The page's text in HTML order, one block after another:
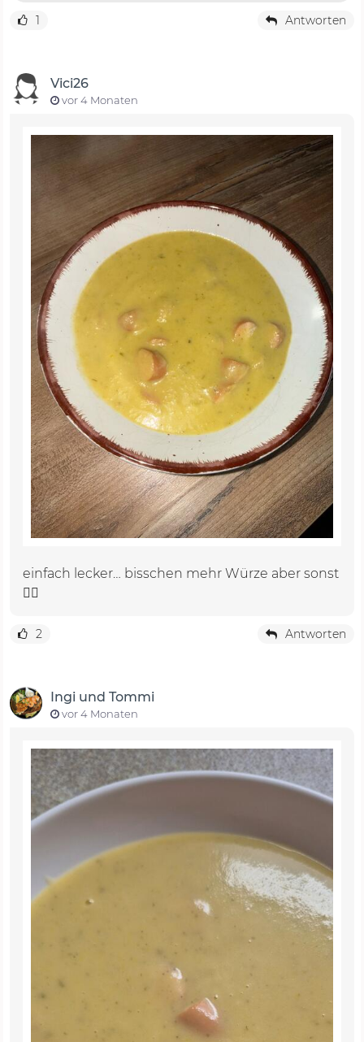
1 Antworten
Vici26
vor 4 Monaten
einfach lecker… bisschen mehr Würze aber sonst
👍🏼
2 Antworten
Ingi und Tommi
vor 4 Monaten